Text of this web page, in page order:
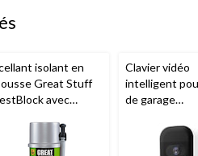
isolant en
Great Stuff
avec
usage
extérieur, 12
Clavier vidéo
intelligent
de garage
nocturne,
aux